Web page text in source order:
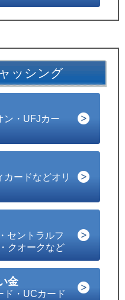
ッシング
ン・UFJカー
ードなどオリ
セントラルフ
クオークなど
金
ド・UCカード